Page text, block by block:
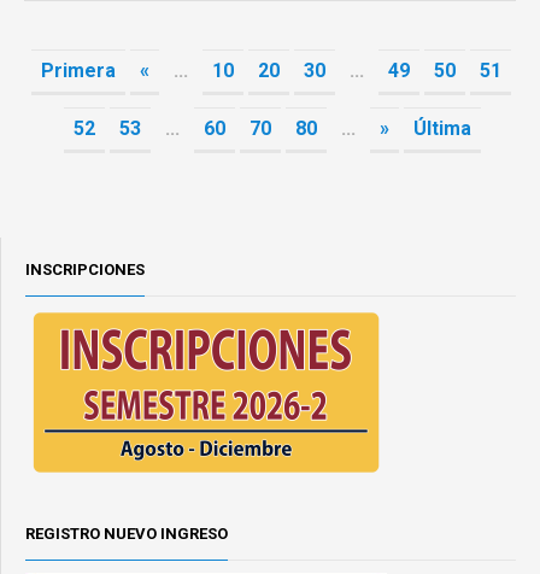
Primera « ... 10 20 30 ... 49 50 51
52 53 ... 60 70 80 ... » Última
INSCRIPCIONES
REGISTRO NUEVO INGRESO